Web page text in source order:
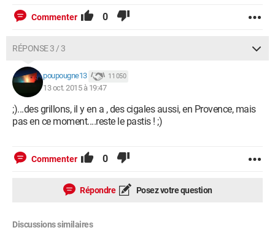
Commenter 0
RÉPONSE 3 / 3
poupougne13 11 050
13 oct. 2015 à 19:47
;)...des grillons, il y en a , des cigales aussi, en Provence, mais
pas en ce moment....reste le pastis ! ;)
Commenter 0
Répondre Posez votre question
Discussions similaires